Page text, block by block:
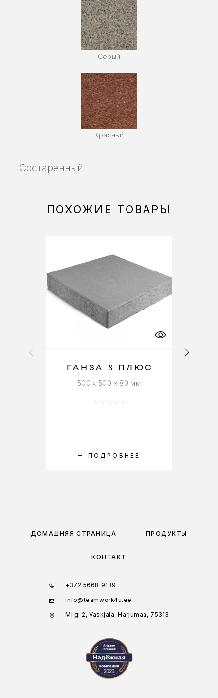
Серый
Красный
Состаренный
ПОХОЖИЕ ТОВАРЫ
ПОДРОБНЕЕ
ГАНЗА 8 ПЛЮС
500 x 500 x 80 мм
ДОМАШНЯЯ СТРАНИЦА ПРОДУКТЫ
КОНТАКТ
+372 5668 9189
info@teamwork4u.ee
Milgi 2, Vaskjala, Harjumaa, 75313